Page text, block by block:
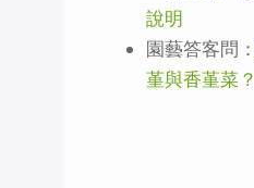
說明
園藝答客問：
堇與香堇菜？